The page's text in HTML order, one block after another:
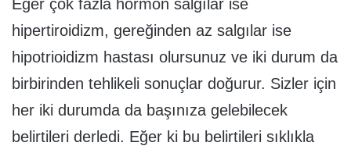
Eğer çok fazla hormon salgılar ise
hipertiroidizm, gereğinden az salgılar ise
hipotrioidizm hastası olursunuz ve iki durum da
birbirinden tehlikeli sonuçlar doğurur. Sizler için
her iki durumda da başınıza gelebilecek
belirtileri derledi. Eğer ki bu belirtileri sıklıkla